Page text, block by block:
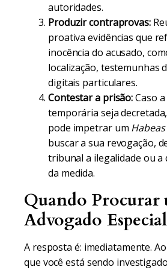
autoridades.
Produzir contraprovas:
proativa evidências que
inocência do acusado,
localização, testemunhas
digitais particulares.
Contestar a prisão:Caso
temporária seja
pode impetrar um
buscar a sua revogação,
tribunal a ilegalidade ou a
da medida.
Quando Procurar
Advogado
A resposta é: imediatamente.
que você está sendo